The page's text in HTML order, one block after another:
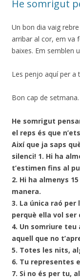
k
He somrigut
Un bon dia vaig
arribar al cor, em va
baixes. Em semblen
Les penjo aquí per a
Bon cap de setmana.
He somrigut
el reps és que
Així que ja saps
silenci! 1. Hi ha
t’estimen fins al
2. Hi ha almenys
manera.
3. La única raó
perquè ella vol ser
4. Un somriure
aquell que no
5. Totes les nits,
6. Tu representes
7. Si no és per tu,